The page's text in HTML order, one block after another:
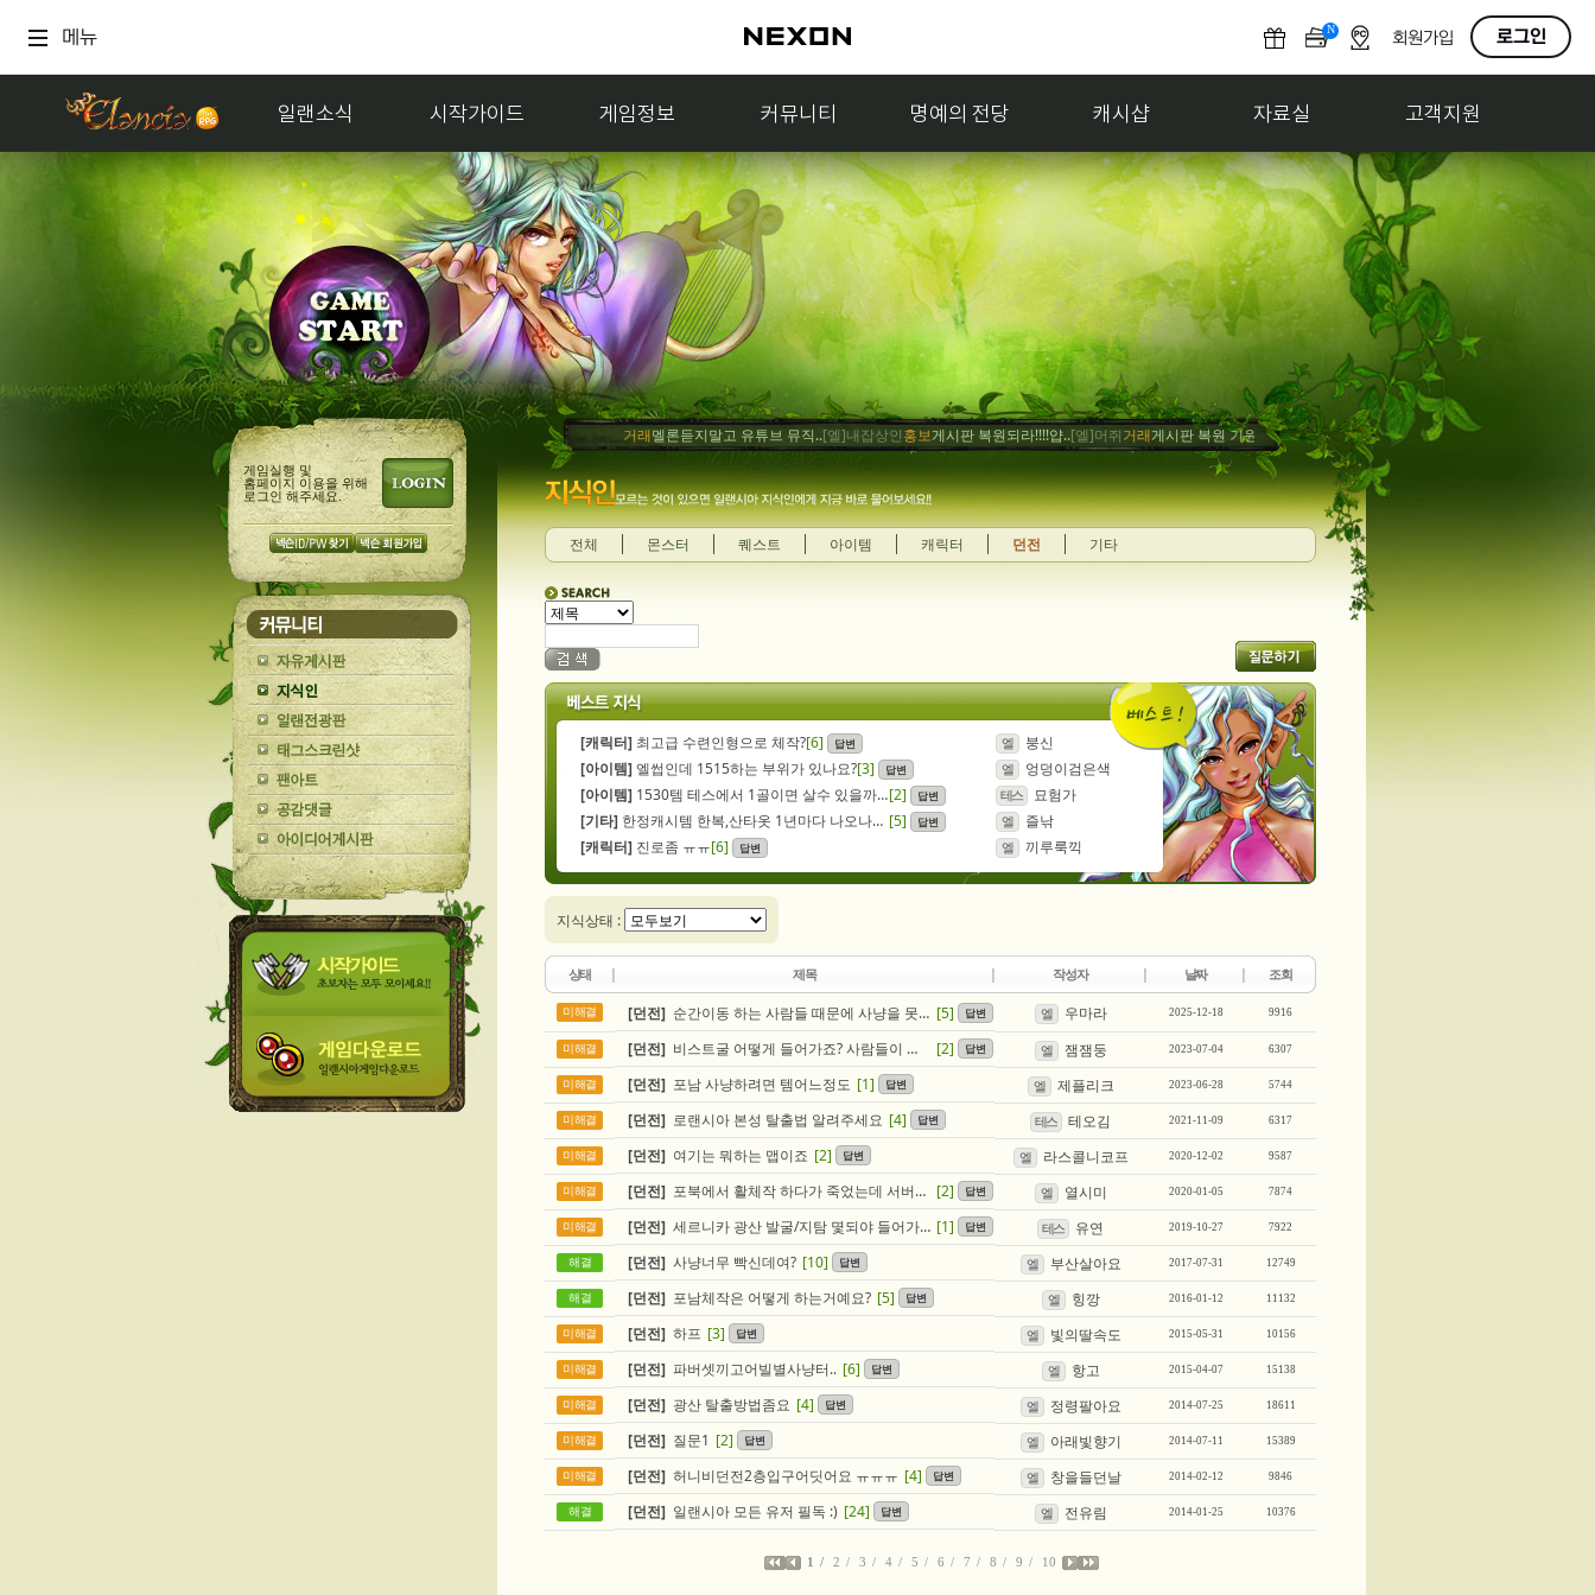
메뉴 N
F
회원가입 로그인
일랜소식 시작가이드 게임정보 커뮤니티 명예의 전당 캐시샵 자료실 고객지원
게임실행 및
홈페이지 이용을 위해
로그인 해주세요.
멜론듣지말고 유튜브 뮤직..[엘]내잡상인홍보게시판 복원되라!!!!얍..[엘]머쥐거래게시판 복원 기원[엘]감조탕홍보사고팔기 게시판 만들어줘
전체 몬스터 퀘스트 아이템 캐릭터 던전 기타
[캐릭터] 최고급 수련인형으로 체작?[6] 답변 엘
붕신
[아이템]엘썹인데 1515하는 부위가 있나요?[3] 답변 엘
엉덩이검은색
[아이템] 1530템 테스에서 1골이면 살수 있을까요?? [2] 답변 테스
묘험가
[기타] 한정캐시템 한복,산타옷 1년마다 나오나요 아님 이젠 끝인가요? [5] 답변 엘
즐낚
[캐릭터] 진로좀 ㅠㅠ[6] 답변 엘 끼루룩끽
지식상태 :
상태 제목 작성자 날짜 조회
미해결 [던전] 순간이동 하는 사람들 때문에 사냥을 못해요 [5] 답변 엘 우마라 2025-12-18 9916
미해결 [던전] 비스트굴 어떻게 들어가죠? 사람들이 막고 있는데 [2] 답변 엘 잼잼둥 2023-07-04 6307
미해결 [던전] 포남 사냥하려면 템어느정도 [1] 답변 엘 제플리크 2023-06-28 5744
미해결 [던전] 로랜시아 본성 탈출법 알려주세요 [4] 답변 테스 테오김 2021-11-09 6317
미해결 [던전] 여기는 뭐하는 맵이죠 [2] 답변 엘 라스콜니코프 2020-12-02 9587
미해결 [던전] 포북에서 활체작 하다가 죽었는데 서버와의 연결끊김이라고 계속 뜹니다 ㅡㅡ [2] 답변 엘 열시미 2020-01-05 7874
미해결 [던전] 세르니카 광산 발굴/지탐 몇되야 들어가져요? [1] 답변 테스 유연 2019-10-27 7922
해결 [던전] 사냥너무 빡신데여? [10] 답변 엘 부산살아요 2017-07-31 12749
해결 [던전] 포남체작은 어떻게 하는거예요? [5] 답변 엘 힝깡 2016-01-12 11132
미해결 [던전] 하프 [3] 답변 엘 빛의딸속도 2015-05-31 10156
미해결 [던전] 파버셋끼고어빌별사냥터.. [6] 답변 엘 항고 2015-04-07 15138
미해결 [던전] 광산 탈출방법좀요 [4] 답변 엘 정령팔아요 2014-07-25 18611
미해결 [던전] 질문1 [2] 답변 엘 아래빛향기 2014-07-11 15389
미해결 [던전] 허니비던전2층입구어딧어요 ㅠㅠㅠ [4] 답변 엘 창을들던날 2014-02-12 9846
해결 [던전] 일랜시아 모든 유저 필독 :) [24] 답변 엘 전유림 2014-01-25 10376
1 2 3 4 5 6 7 8 9 10